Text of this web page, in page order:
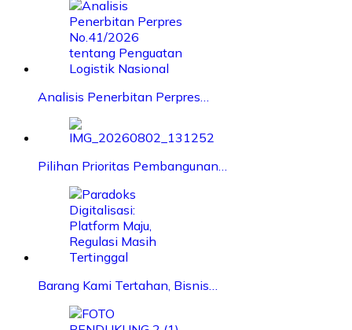
Analisis Penerbitan Perpres…
Pilihan Prioritas Pembangunan…
Barang Kami Tertahan, Bisnis…